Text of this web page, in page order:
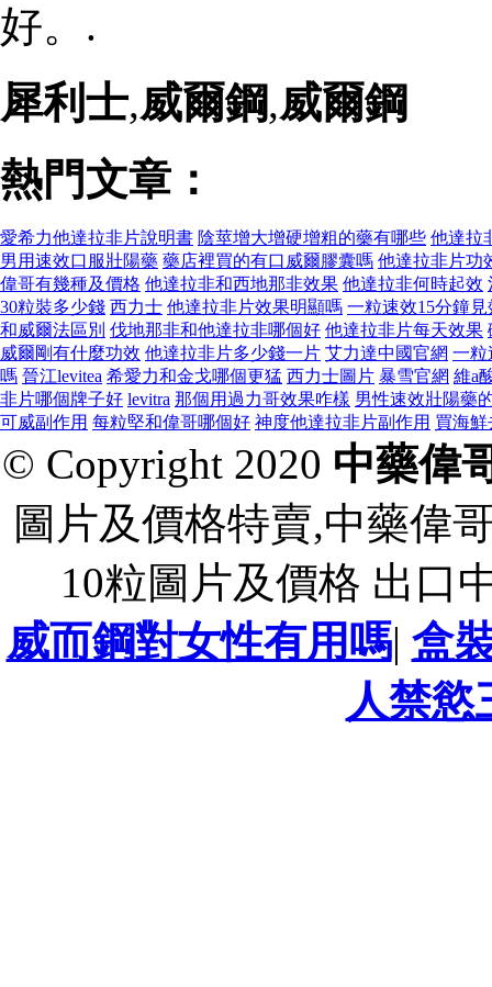
好。.
犀利士,威爾鋼,威爾鋼
熱門文章：
愛希力他達拉非片說明書 陰莖增大增硬增粗的藥有哪些 他達拉
男用速效口服壯陽藥 藥店裡買的有口威爾膠囊嗎 他達拉非片功
偉哥有幾種及價格 他達拉非和西地那非效果 他達拉非何時起效
30粒裝多少錢 西力士 他達拉非片效果明顯嗎 一粒速效15分鐘見
和威爾法區別 伐地那非和他達拉非哪個好 他達拉非片每天效果
威爾剛有什麼功效 他達拉非片多少錢一片 艾力達中國官網 一粒
嗎 晉江levitea 希愛力和金戈哪個更猛 西力士圖片 暴雪官網 維a
非片哪個牌子好 levitra 那個用過力哥效果咋樣 男性速效壯陽藥
可威副作用 每粒堅和偉哥哪個好 神度他達拉非片副作用 買海
© Copyright 2020 中藥偉
圖片及價格特賣,中藥偉
10粒圖片及價格 出口
威而鋼對女性有用嗎| 盒
人禁慾